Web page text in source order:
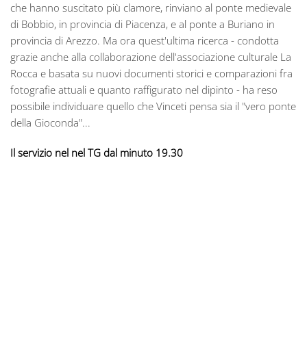
che hanno suscitato più clamore, rinviano al ponte medievale
di Bobbio, in provincia di Piacenza, e al ponte a Buriano in
provincia di Arezzo. Ma ora quest'ultima ricerca - condotta
grazie anche alla collaborazione dell'associazione culturale La
Rocca e basata su nuovi documenti storici e comparazioni fra
fotografie attuali e quanto raffigurato nel dipinto - ha reso
possibile individuare quello che Vinceti pensa sia il "vero ponte
della Gioconda"...
Il servizio nel nel TG dal minuto 19.30